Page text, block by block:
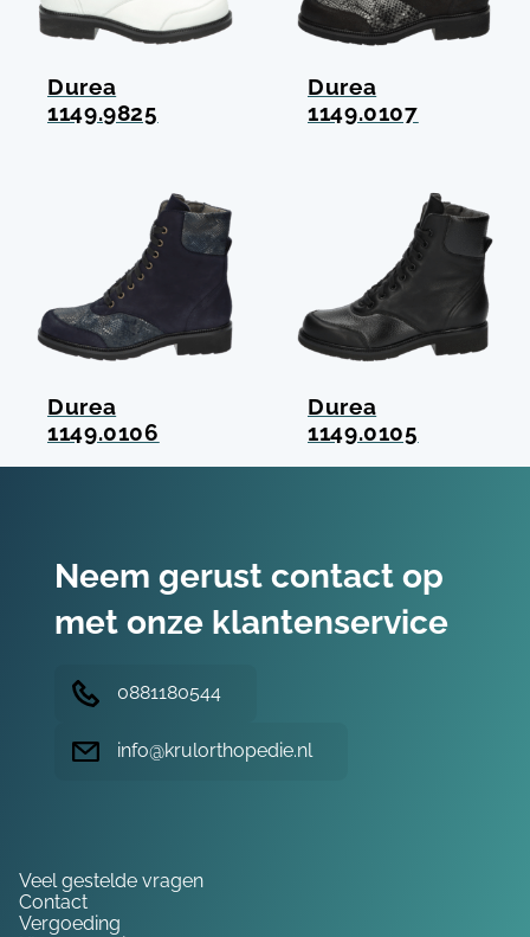
Durea
1149.9825
Durea
1149.0107
Durea
1149.0106
Durea
1149.0105
Neem gerust contact op
met onze klantenservice
0881180544
info@krulorthopedie.nl
Veel gestelde vragen
Contact
Vergoeding